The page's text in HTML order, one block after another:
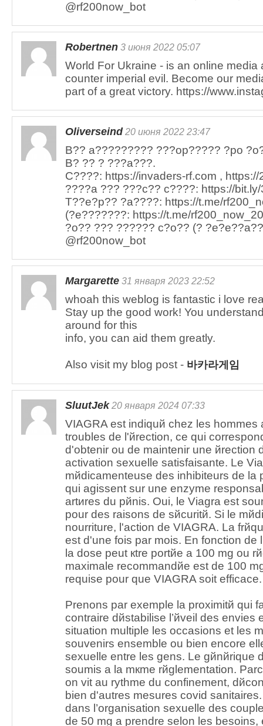
@rf200now_bot
Robertnen 3 июня 2022 05:07
World For Ukraine - is an online
counter imperial evil. Become our
part of a great victory. https://
Oliverseind20 июня 2022 23:47
B?? a????????? ???op????? ?po
B? ?? ? ???a???.
C????: https://invaders-rf.com , https://
????a ??? ???c?? c????: https://
T??e?p?? ?a????: https://t.me/
(?e???????: https://t.me/
?o?? ??? ?????? c?o?? (?
@rf200now_bot
Margarette 31 января 2023 22:52
whoah this weblog is fantastic i love
Stay up the good work! You
around for this
info, you can aid them greatly.
Also visit my blog post - 바카라게임
SluutJek20 января 2024 07:33
VIAGRA est indiquй chez les hommes
troubles de l'йrection, ce qui
d'obtenir ou de maintenir une йrection
activation sexuelle satisfaisante. Le
mйdicamenteuse des inhibiteurs de la
qui agissent sur une enzyme
artиres du pйnis. Oui, le Viagra est
pour des raisons de sйcuritй. Si le
nourriture, l'action de VIAGRA. La
est d'une fois par mois. En fonction de
la dose peut кtre portйe а 100 mg ou
maximale recommandйe est de 100
requise pour que VIAGRA soit efficace.
Prenons par exemple la proximitй qui
contraire dйstabilise l’йveil des envies
situation multiple les occasions et les
souvenirs ensemble ou bien encore
sexuelle entre les gens. Le gйnйrique
soumis а la mкme rйglementation.
on vit au rythme du confinement,
bien d'autres mesures covid
dans l’organisation sexuelle des
de 50 mg а prendre selon les